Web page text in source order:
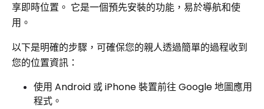
享即時位置。 它是一個預先安裝的功能，易於導航和使
用。
以下是明確的步驟，可確保您的親人透過簡單的過程收到
您的位置資訊：
使用 Android 或 iPhone 裝置前往 Google 地圖應用
程式。